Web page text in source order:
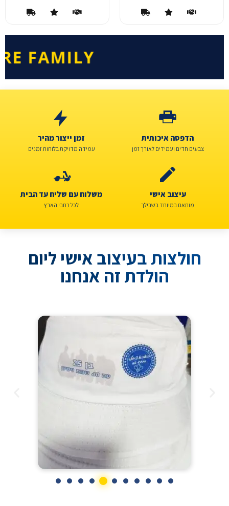
ARE FAMILY •
הדפסה איכותית
צבעים חדים ועמידים לאורך זמן
זמן ייצור מהיר
עמידה מדויקת בלוחות זמנים
עיצוב אישי
מותאם במיוחד בשבילך
משלוח עם שליח עד הבית
לכל רחבי הארץ
חולצות בעיצוב אישי ליום
הולדת זה אנחנו